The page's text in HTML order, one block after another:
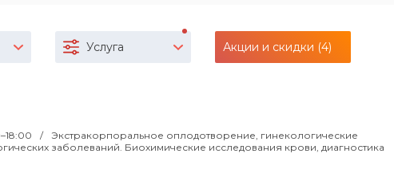
Услуга Акции и скидки (4)
Экстракорпоральное оплодотворение, гинекологические
заболеваний. Биохимические исследования крови, диагностика